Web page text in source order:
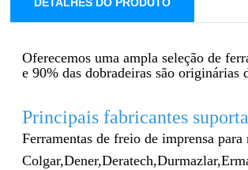
Oferecemos uma ampla seleção de
e 90% das dobradeiras são originárias
Principais fabricantes
Ferramentas de freio de imprensa para
Colgar,Dener,Deratech,Durmazlar,